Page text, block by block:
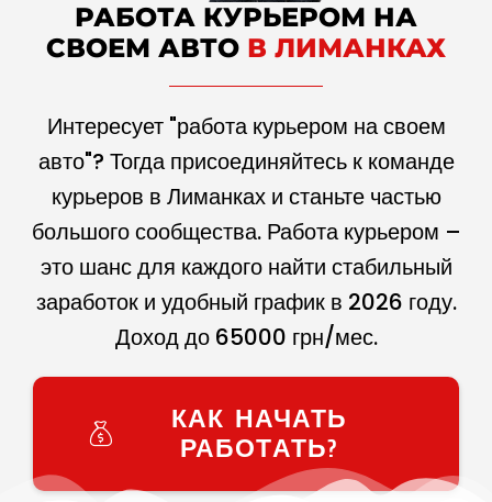
РАБОТА КУРЬЕРОМ НА
СВОЕМ АВТО В ЛИМАНКАХ
Интересует "работа курьером на своем
авто"? Тогда присоединяйтесь к команде
курьеров в Лиманках и станьте частью
большого сообщества. Работа курьером –
это шанс для каждого найти стабильный
заработок и удобный график в 2026 году.
Доход до 65000 грн/мес.
КАК НАЧАТЬ
РАБОТАТЬ?